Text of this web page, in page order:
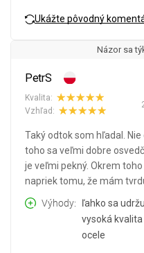
Ukážte pôvodný
Názor sa
PetrS
Kvalita:
Vzhľad:
Taký odtok som hľadal.
toho sa veľmi dobre
je veľmi pekný. Okrem
napriek tomu, že mám
Výhody
ľahko sa
vysoká
ocele